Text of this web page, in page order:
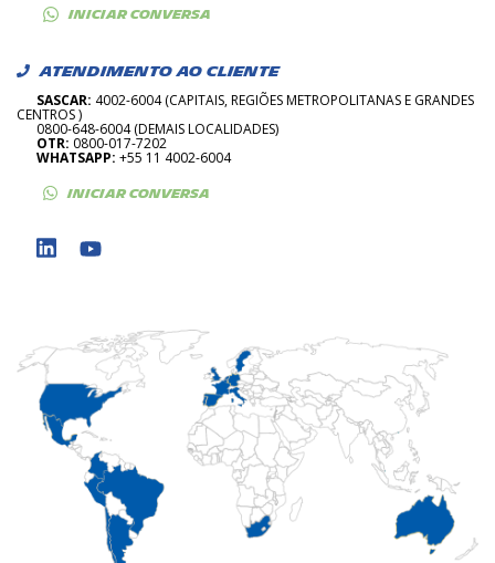
INICIAR CONVERSA
ATENDIMENTO AO CLIENTE
SASCAR: 4002-6004 (CAPITAIS, REGIÕES METROPOLITANAS E GRANDES
CENTROS )
0800-648-6004 (DEMAIS LOCALIDADES)
OTR: 0800-017-7202
WHATSAPP: +55 11 4002-6004
INICIAR CONVERSA